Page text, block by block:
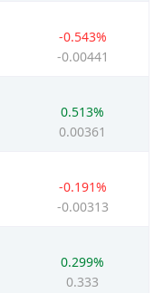
-0.543%
-0.00441
0.513%
0.00361
-0.191%
-0.00313
0.299%
0.333